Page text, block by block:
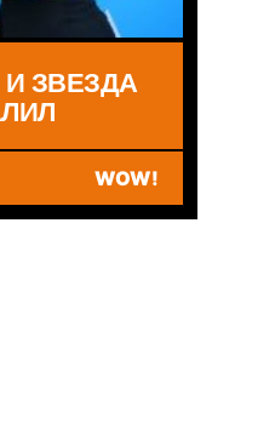
ЗВЕЗДА
WOW!